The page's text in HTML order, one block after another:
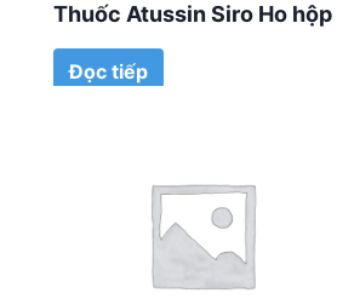
Thuốc Atussin Siro Ho
Đọc tiếp